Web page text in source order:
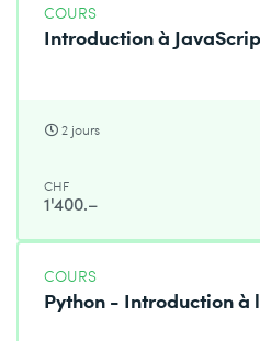
COURS
Introduction à
2 jours
CHF
1'400.–
COURS
Python - Introduction